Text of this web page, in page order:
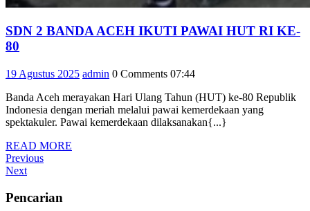
SDN 2 BANDA ACEH IKUTI PAWAI HUT RI KE-
80
BANDA
ACEH
IKUTI
PAWAI
RI
KE-
19 Agustus 202519
2025
admin admin
0 Comments 07:44
Banda Aceh merayakan Hari Ulang Tahun (HUT) ke-80 Republik
Indonesia dengan meriah melalui pawai kemerdekaan yang
spektakuler. Pawai kemerdekaan dilaksanakan{...}
READ MORE
Navigasi
pos
Previous
Post
Previous
Next
Next
Pencarian